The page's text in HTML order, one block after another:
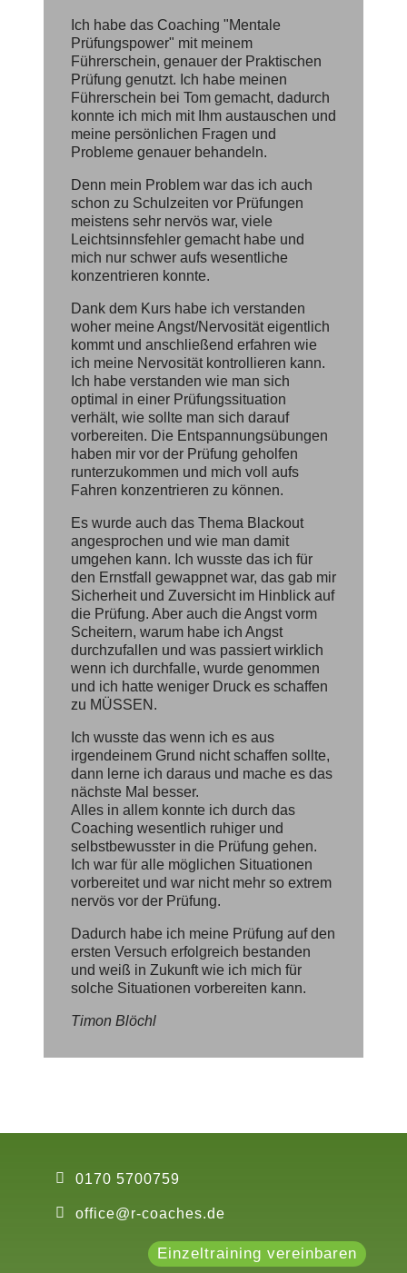
Ich habe das Coaching "Mentale
Prüfungspower" mit meinem
Führerschein, genauer der Praktischen
Prüfung genutzt. Ich habe meinen
Führerschein bei Tom gemacht, dadurch
konnte ich mich mit Ihm austauschen und
meine persönlichen Fragen und
Probleme genauer behandeln.
Denn mein Problem war das ich auch
schon zu Schulzeiten vor Prüfungen
meistens sehr nervös war, viele
Leichtsinnsfehler gemacht habe und
mich nur schwer aufs wesentliche
konzentrieren konnte.
Dank dem Kurs habe ich verstanden
woher meine Angst/Nervosität eigentlich
kommt und anschließend erfahren wie
ich meine Nervosität kontrollieren kann.
Ich habe verstanden wie man sich
optimal in einer Prüfungssituation
verhält, wie sollte man sich darauf
vorbereiten. Die Entspannungsübungen
haben mir vor der Prüfung geholfen
runterzukommen und mich voll aufs
Fahren konzentrieren zu können.
Es wurde auch das Thema Blackout
angesprochen und wie man damit
umgehen kann. Ich wusste das ich für
den Ernstfall gewappnet war, das gab mir
Sicherheit und Zuversicht im Hinblick auf
die Prüfung. Aber auch die Angst vorm
Scheitern, warum habe ich Angst
durchzufallen und was passiert wirklich
wenn ich durchfalle, wurde genommen
und ich hatte weniger Druck es schaffen
zu MÜSSEN.
Ich wusste das wenn ich es aus
irgendeinem Grund nicht schaffen sollte,
dann lerne ich daraus und mache es das
nächste Mal besser.
Alles in allem konnte ich durch das
Coaching wesentlich ruhiger und
selbstbewusster in die Prüfung gehen.
Ich war für alle möglichen Situationen
vorbereitet und war nicht mehr so extrem
nervös vor der Prüfung.
Dadurch habe ich meine Prüfung auf den
ersten Versuch erfolgreich bestanden
und weiß in Zukunft wie ich mich für
solche Situationen vorbereiten kann.
Timon Blöchl
0170 5700759
office@r-coaches.de
Einzeltraining vereinbaren